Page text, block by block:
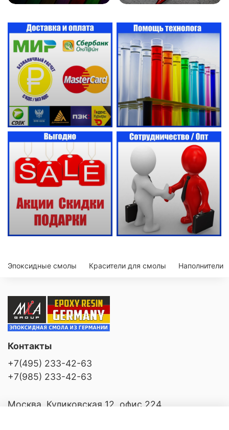
Эпоксидные смолы Красители для смолы Наполнители
Контакты
+7(495) 233-42-63
+7(985) 233-42-63
Москва, Куликовская 12, офис 224